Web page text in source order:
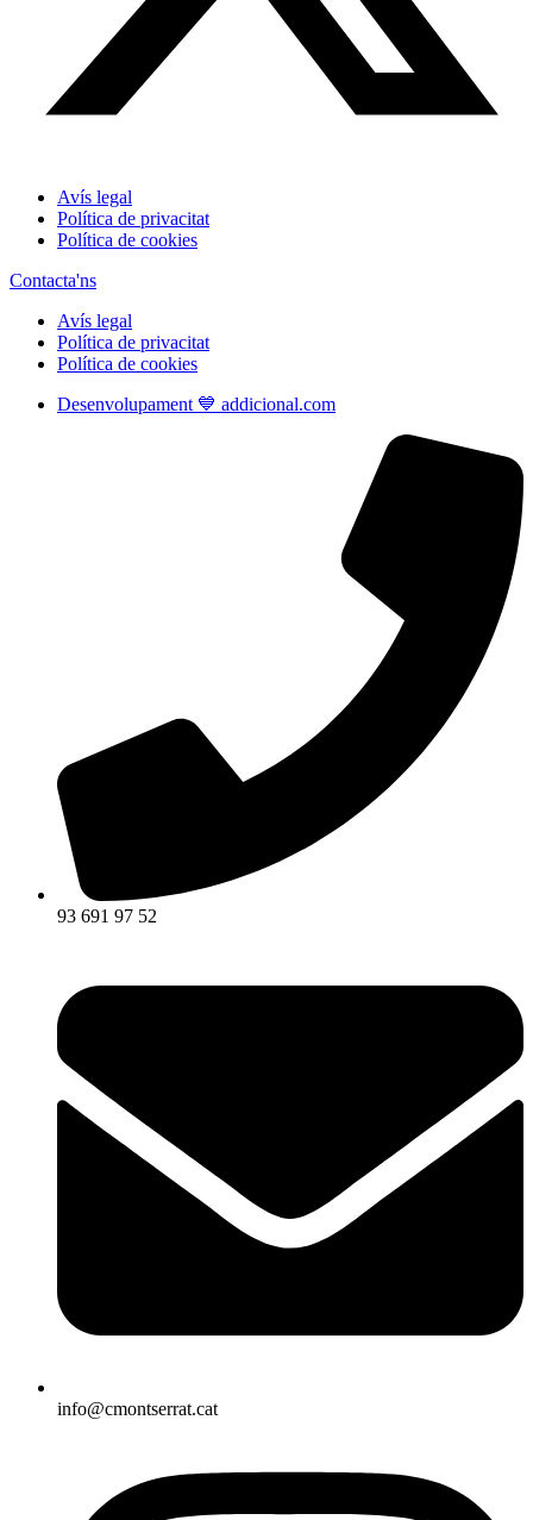
Avís legal
Política de privacitat
Política de cookies
Contacta'ns
Avís legal
Política de privacitat
Política de cookies
Desenvolupament 💙 addicional.com
93 691 97 52
info@cmontserrat.cat